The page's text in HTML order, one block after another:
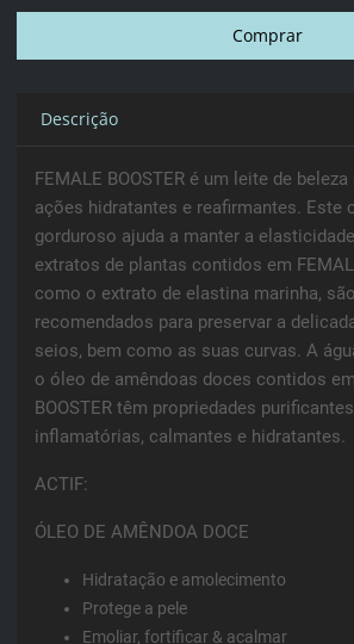
Descrição
FEMALE BOOSTER é um leite de
ações hidratantes e reafirmantes. Este
gorduroso ajuda a manter a
extratos de plantas contidos em
como o extrato de elastina marinha,
recomendados para preservar a
seios, bem como as suas curvas. A
o óleo de amêndoas doces contidos
BOOSTER têm propriedades
inflamatórias, calmantes e hidratantes.
ACTIF:
ÓLEO DE AMÊNDOA DOCE
Hidratação e amolecimento
Protege a pele
Emoliar, fortificar & acalmar